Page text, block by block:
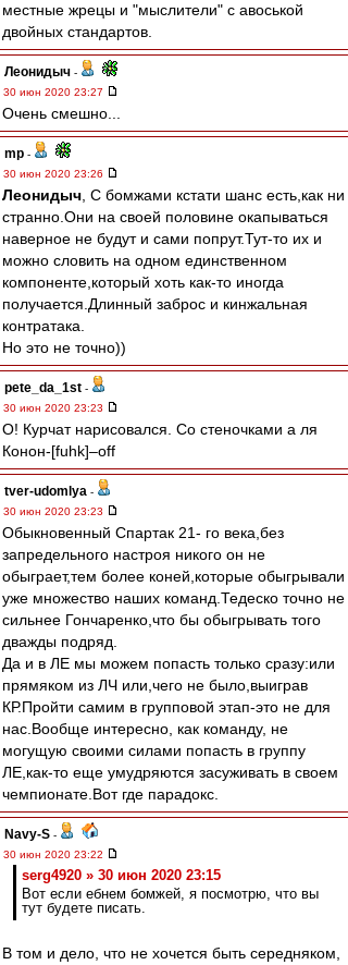
местные жрецы и "мыслители" с авоськой
двойных стандартов.
Леонидыч -
30 июн 2020 23:27
Очень смешно...
mp -
30 июн 2020 23:26
Леонидыч , С бомжами кстати шанс есть,как ни
странно.Они на своей половине окапываться
наверное не будут и сами попрут.Тут-то их и
можно словить на одном единственном
компоненте,который хоть как-то иногда
получается.Длинный заброс и кинжальная
контратака.
Но это не точно))
pete_da_1st -
30 июн 2020 23:23
O! Курчат нарисовался. Со стеночками а ля
Конон-[fuhk]–off
tver-udomlya -
30 июн 2020 23:23
Обыкновенный Спартак 21- го века,без
запредельного настроя никого он не
обыграет,тем более коней,которые обыгрывали
уже множество наших команд.Тедеско точно не
сильнее Гончаренко,что бы обыгрывать того
дважды подряд.
Да и в ЛЕ мы можем попасть только сразу:или
прямяком из ЛЧ или,чего не было,выиграв
КР.Пройти самим в групповой этап-это не для
нас.Вообще интересно, как команду, не
могущую своими силами попасть в группу
ЛЕ,как-то еще умудряются засуживать в своем
чемпионате.Вот где парадокс.
Navy-S -
30 июн 2020 23:22
serg4920 » 30 июн 2020 23:15
Вот если ебнем бомжей, я посмотрю, что вы
тут будете писать.
В том и дело, что не хочется быть середняком,